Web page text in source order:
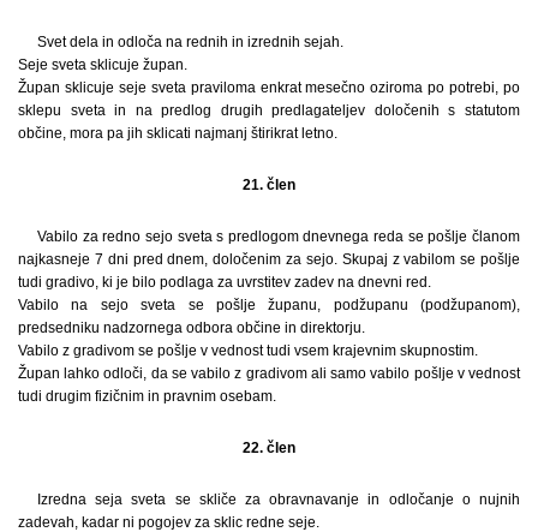
Svet dela in odloča na rednih in izrednih sejah.
Seje sveta sklicuje župan.
Župan sklicuje seje sveta praviloma enkrat mesečno oziroma po potrebi, po
sklepu sveta in na predlog drugih predlagateljev določenih s statutom
občine, mora pa jih sklicati najmanj štirikrat letno.
21. člen
Vabilo za redno sejo sveta s predlogom dnevnega reda se pošlje članom
najkasneje 7 dni pred dnem, določenim za sejo. Skupaj z vabilom se pošlje
tudi gradivo, ki je bilo podlaga za uvrstitev zadev na dnevni red.
Vabilo na sejo sveta se pošlje županu, podžupanu (podžupanom),
predsedniku nadzornega odbora občine in direktorju.
Vabilo z gradivom se pošlje v vednost tudi vsem krajevnim skupnostim.
Župan lahko odloči, da se vabilo z gradivom ali samo vabilo pošlje v vednost
tudi drugim fizičnim in pravnim osebam.
22. člen
Izredna seja sveta se skliče za obravnavanje in odločanje o nujnih
zadevah, kadar ni pogojev za sklic redne seje.